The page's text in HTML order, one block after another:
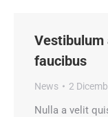
Vestibulum
faucibus
News 2
Nulla a velit